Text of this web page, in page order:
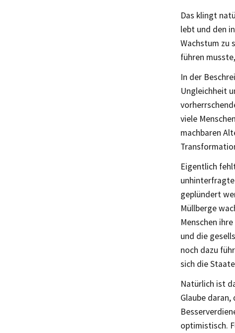
Das klingt
lebt und den
Wachstum zu
führen
In der
Ungleichheit
viele
machbaren
Eigentlich
unhinterfragte
geplündert
Müllberge
Menschen
und die
noch dazu
sich die
Natürlich ist
Glaube
optimistisch.